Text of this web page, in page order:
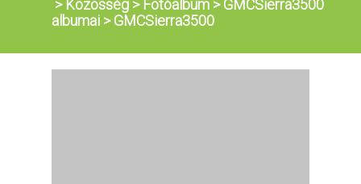
> Közösség > Fotóalbum >GMCSierra3500
albumai >GMCSierra3500